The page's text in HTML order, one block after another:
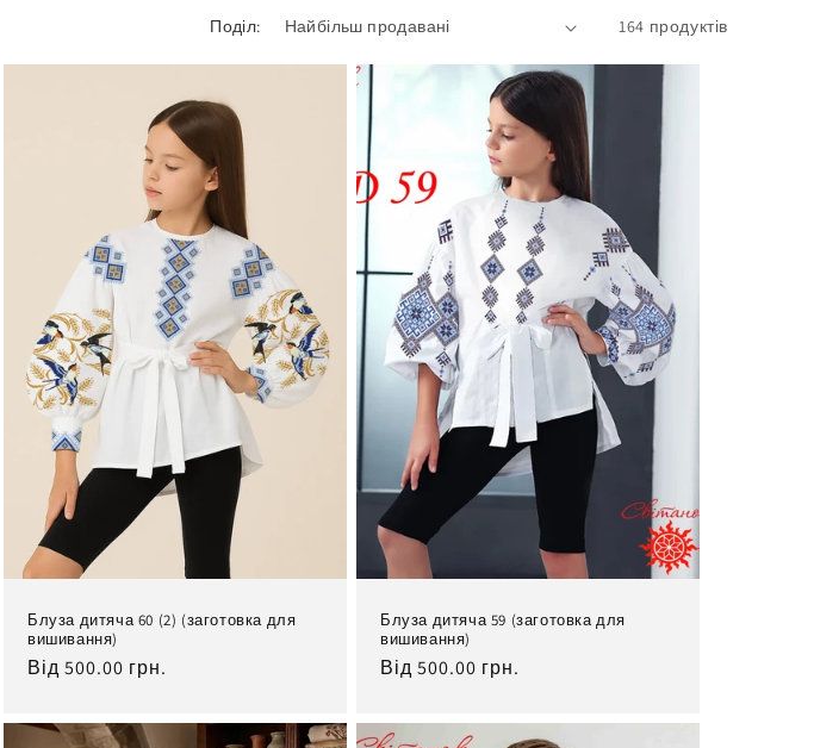
Поділ: 164 продуктів
Блуза дитяча 60 (2) (заготовка для
вишивання)
Нормальна
Від 500.00 грн.
Блуза дитяча 59 (заготовка для
вишивання)
Нормальна
Від 500.00 грн.